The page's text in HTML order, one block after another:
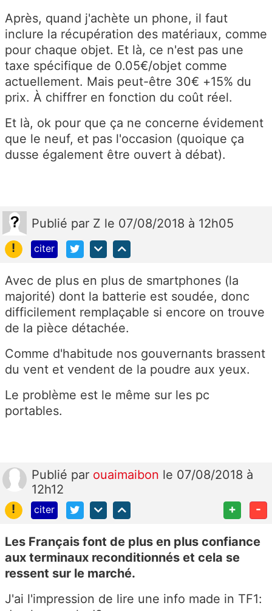
Après, quand j'achète un phone, il faut
inclure la récupération des matériaux, comme
pour chaque objet. Et là, ce n'est pas une
taxe spécifique de 0.05€/objet comme
actuellement. Mais peut-être 30€ +15% du
prix. À chiffrer en fonction du coût réel.
Et là, ok pour que ça ne concerne évidement
que le neuf, et pas l'occasion (quoique ça
dusse également être ouvert à débat).
Publié par Z le 07/08/2018 à 12h05
!
citer
Avec de plus en plus de smartphones (la
majorité) dont la batterie est soudée, donc
difficilement remplaçable si encore on trouve
de la pièce détachée.
Comme d'habitude nos gouvernants brassent
du vent et vendent de la poudre aux yeux.
Le problème est le même sur les pc
portables.
Publié par ouaimaibon le 07/08/2018 à
12h12
!
citer + -
Les Français font de plus en plus confiance
aux terminaux reconditionnés et cela se
ressent sur le marché.
J'ai l'impression de lire une info made in TF1: